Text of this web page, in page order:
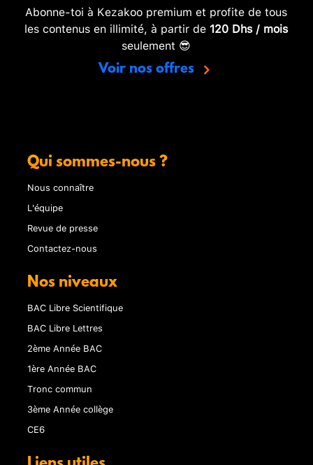
Abonne-toi à Kezakoo premium et profite de tous
les contenus en illimité, à partir de 120 Dhs / mois
seulement 😎
Voir nos offres
Qui sommes-nous ?
Nous connaître
L'équipe
Revue de presse
Contactez-nous
Nos niveaux
BAC Libre Scientifique
BAC Libre Lettres
2ème Année BAC
1ère Année BAC
Tronc commun
3ème Année collège
CE6